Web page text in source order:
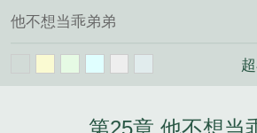
他不想当乖弟弟